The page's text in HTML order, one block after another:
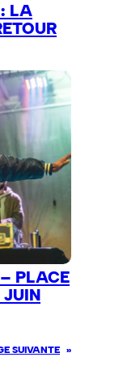
LA
PLACE
JUIN
SUIVANTE »